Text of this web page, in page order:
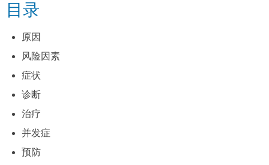
目录
原因
风险因素
症状
诊断
治疗
并发症
预防